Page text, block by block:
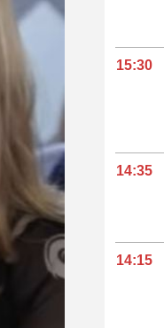
15:30
14:35
14:15